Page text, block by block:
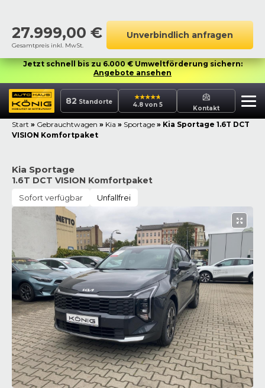
27.999,00 €
Gesamtpreis inkl. MwSt.
Unverbindlich anfragen
Jetzt schnell bis zu 6.000 € Umweltförderung sichern:
Angebote ansehen
82 Standorte 4.8 von 5 Kontakt
Start » Gebrauchtwagen » Kia » Sportage » Kia Sportage 1.6T DCT
VISION Komfortpaket
Kia Sportage
1.6T DCT VISION Komfortpaket
Sofort verfügbar Unfallfrei